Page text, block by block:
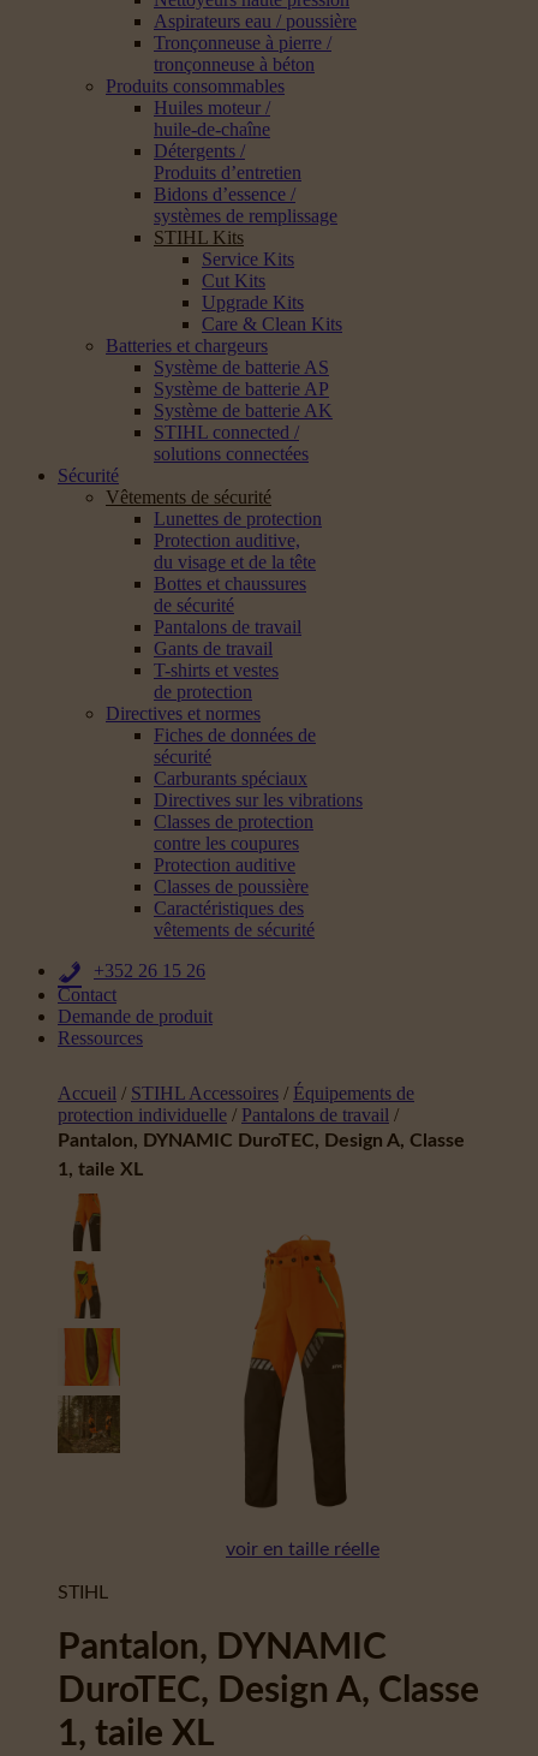
Aspirateurs eau / poussière
Tronçonneuse à pierre /
tronçonneuse à béton
Produits consommables
Huiles moteur /
huile-de-chaîne
Détergents /
Produits d’entretien
Bidons d’essence /
systèmes de remplissage
STIHL Kits
Service Kits
Cut Kits
Upgrade Kits
Care & Clean Kits
Batteries et chargeurs
Système de batterie AS
Système de batterie AP
Système de batterie AK
STIHL connected /
solutions connectées
Sécurité
Vêtements de sécurité
Lunettes de protection
Protection auditive,
du visage et de la tête
Bottes et chaussures
de sécurité
Pantalons de travail
Gants de travail
T-shirts et vestes
de protection
Directives et normes
Fiches de données de
sécurité
Carburants spéciaux
Directives sur les vibrations
Classes de protection
contre les coupures
Protection auditive
Classes de poussière
Caractéristiques des
vêtements de sécurité
+352 26 15 26
Contact
Demande de produit
Ressources
Accueil / STIHL Accessoires / Équipements de
protection individuelle / Pantalons de travail /
Pantalon, DYNAMIC DuroTEC, Design A, Classe
1, taile XL
voir en taille réelle
STIHL
Pantalon, DYNAMIC
DuroTEC, Design A, Classe
1, taile XL